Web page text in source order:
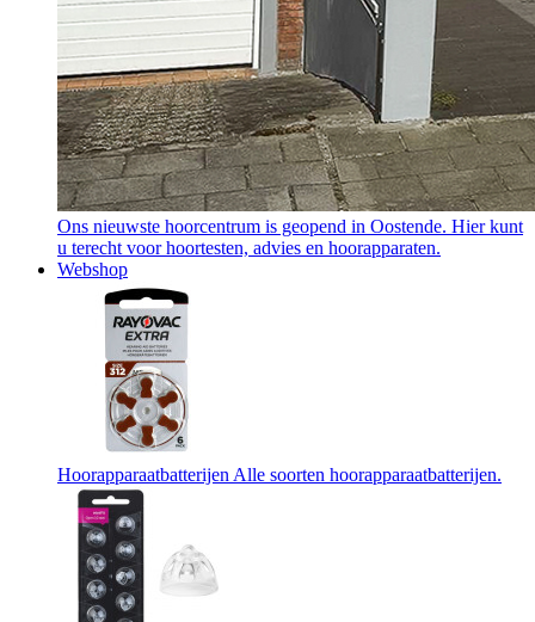
Ons nieuwste hoorcentrum is geopend in Oostende. Hier kunt
u terecht voor hoortesten, advies en hoorapparaten.
Webshop
Hoorapparaatbatterijen Alle soorten hoorapparaatbatterijen.